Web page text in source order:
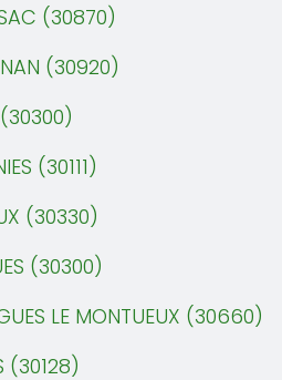
(30870)
(30920)
(30111)
(30330)
(30300)
LE MONTUEUX (30660)